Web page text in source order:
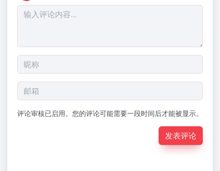
评论审核已启用。您的评论可能需要一段时间后才能被显示。
发表评论